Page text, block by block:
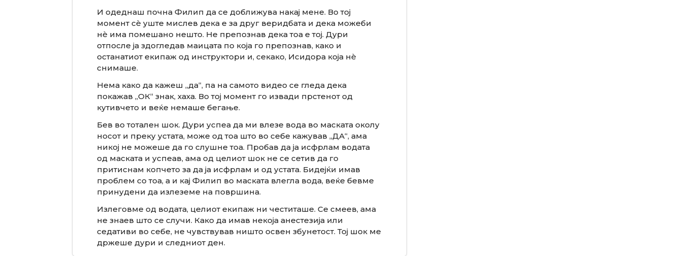
И одеднаш почна Филип да се доближува накај мене. Во тој
момент сè уште мислев дека е за друг веридбата и дека можеби
нè има помешано нешто. Не препознав дека тоа е тој. Дури
отпосле ја здогледав маицата по која го препознав, како и
останатиот екипаж од инструктори и, секако, Исидора која нè
снимаше.
Нема како да кажеш „да“, па на самото видео се гледа дека
покажав „ОК“ знак, хаха. Во тој момент го извади прстенот од
кутивчето и веќе немаше бегање.
Бев во тотален шок. Дури успеа да ми влезе вода во маската околу
носот и преку устата, може од тоа што во себе кажував „ДА“, ама
никој не можеше да го слушне тоа. Пробав да ја исфрлам водата
од маската и успеав, ама од целиот шок не се сетив да го
притиснам копчето за да ја исфрлам и од устата. Бидејќи имав
проблем со тоа, а и кај Филип во маската влегла вода, веќе бевме
принудени да излеземе на површина.
Излеговме од водата, целиот екипаж ни честиташе. Се смеев, ама
не знаев што се случи. Како да имав некоја анестезија или
седативи во себе, не чувствував ништо освен збунетост. Тој шок ме
држеше дури и следниот ден.